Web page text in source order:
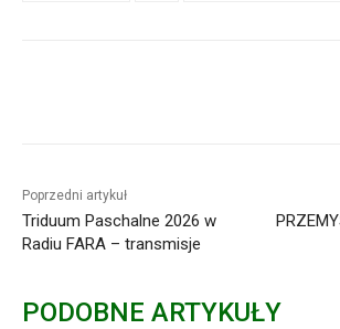
Poprzedni artykuł
Triduum Paschalne 2026 w
Radiu FARA – transmisje
PODOBNE ARTYKUŁY